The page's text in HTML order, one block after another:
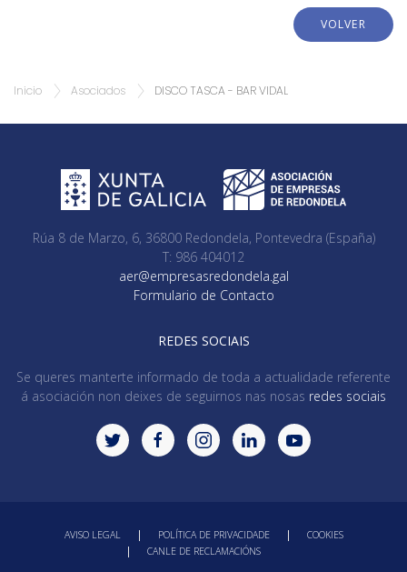
VOLVER
Inicio Asociados DISCO TASCA - BAR VIDAL
Rúa 8 de Marzo, 6, 36800 Redondela, Pontevedra (España)
T: 986 404012
aer@empresasredondela.gal
Formulario de Contacto
REDES SOCIAIS
Se queres manterte informado de toda a actualidade referente
á asociación non deixes de seguirnos nas nosas redes sociais
AVISO LEGAL POLÍTICA DE PRIVACIDADE
COOKIES
CANLE DE RECLAMACIÓNS